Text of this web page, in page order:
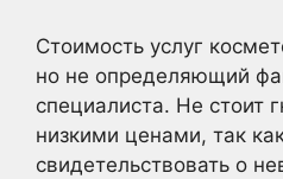
Стоимость услуг
но не определяющий
специалиста. Не стоит
низкими ценами, так
свидетельствовать о